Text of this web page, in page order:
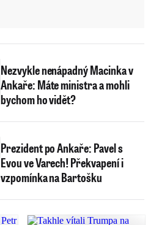
Nezvykle nenápadný Macinka v
Ankaře: Máte ministra a mohli
bychom ho vidět?
Prezident po Ankaře: Pavel s
Evou ve Varech! Překvapení i
vzpomínka na Bartošku